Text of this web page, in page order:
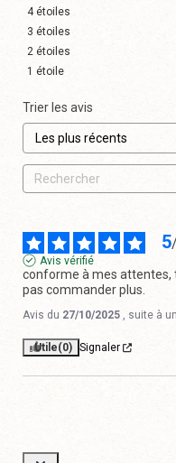
4étoiles
3 étoiles
2 étoiles
1 étoile
Trier les avis
5/
Avis vérifié
conforme à mes attentes,
pas commander plus.
Avis du 27/10/2025 , suite à
Utile(0) Signaler